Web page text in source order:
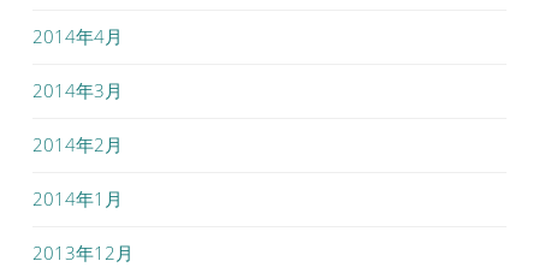
2014年4月
2014年3月
2014年2月
2014年1月
2013年12月